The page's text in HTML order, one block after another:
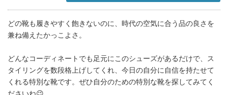
どの靴も履きやすく飽きないのに、時代の空気に合う品の良さを
兼ね備えたかっこよさ。
どんなコーディネートでも足元にこのシューズがあるだけで、ス
タイリングを数段格上げしてくれ、今日の自分に自信を持たせて
くれる特別な靴です。ぜひ自分のための特別な靴を探してみてく